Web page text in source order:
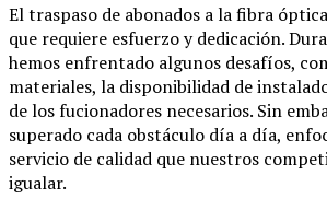
El traspaso de abonados a la fibra
que requiere esfuerzo y dedicación.
hemos enfrentado algunos desafíos,
materiales, la disponibilidad de
de los fucionadores necesarios. Sin
superado cada obstáculo día a día,
servicio de calidad que nuestros
igualar.